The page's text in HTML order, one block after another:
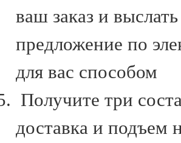
ваш заказ и
предложение по
для вас способом
Получите три
доставка и подъем